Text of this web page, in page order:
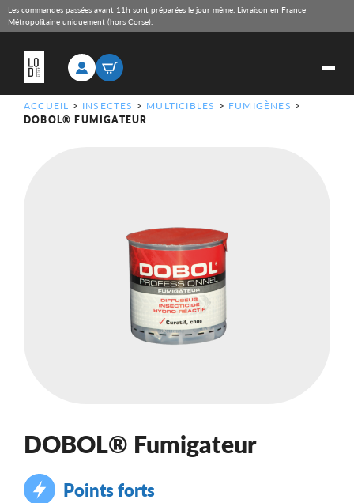
Les commandes passées avant 11h sont préparées le jour même. Livraison en France
Métropolitaine uniquement (hors Corse).
ACCUEIL > INSECTES > MULTICIBLES > FUMIGÈNES >
DOBOL® FUMIGATEUR
DOBOL® Fumigateur
Points forts